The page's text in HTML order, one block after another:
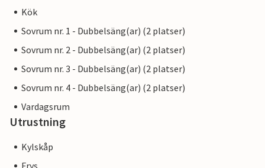
Kök
Sovrum nr. 1 - Dubbelsäng(ar) (2 platser)
Sovrum nr. 2 - Dubbelsäng(ar) (2 platser)
Sovrum nr. 3 - Dubbelsäng(ar) (2 platser)
Sovrum nr. 4 - Dubbelsäng(ar) (2 platser)
Vardagsrum
Utrustning
Kylskåp